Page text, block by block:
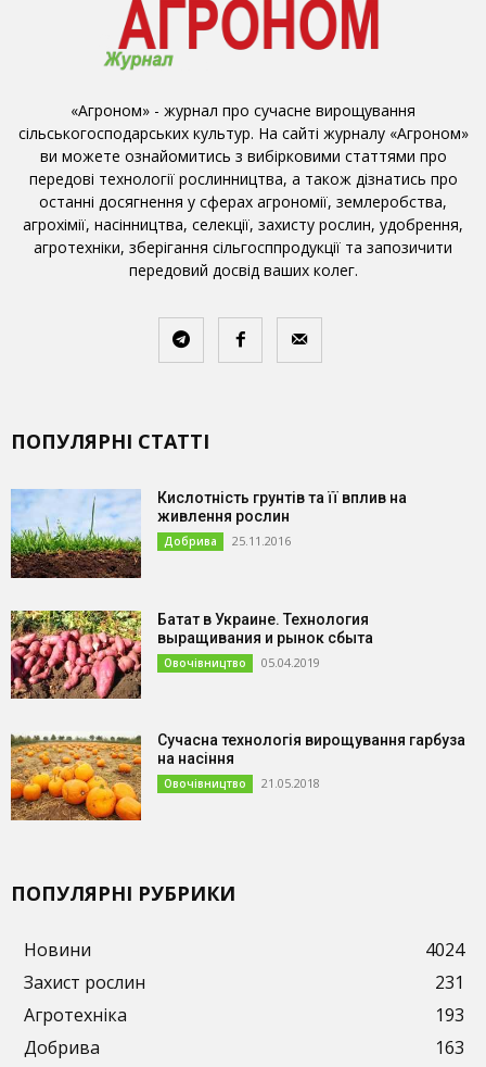
«Агроном» - журнал про сучасне вирощування
сільськогосподарських культур. На сайті журналу «Агроном»
ви можете ознайомитись з вибірковими статтями про
передові технології рослинництва, а також дізнатись про
останні досягнення у сферах агрономії, землеробства,
агрохімії, насінництва, селекції, захисту рослин, удобрення,
агротехніки, зберігання сільгосппродукції та запозичити
передовий досвід ваших колег.
ПОПУЛЯРНІ СТАТТІ
Кислотність грунтів та її вплив на
живлення рослин
Добрива 25.11.2016
Батат в Украине. Технология
выращивания и рынок сбыта
Овочівництво 05.04.2019
Сучасна технологія вирощування гарбуза
на насіння
Овочівництво 21.05.2018
ПОПУЛЯРНІ РУБРИКИ
Новини
4024
Захист рослин
231
Агротехніка
193
Добрива
163